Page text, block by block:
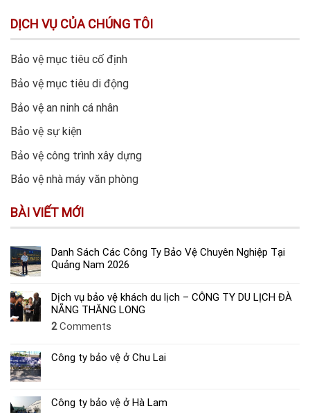
DỊCH VỤ CỦA CHÚNG TÔI
Bảo vệ mục tiêu cố định
Bảo vệ mục tiêu di động
Bảo vệ an ninh cá nhân
Bảo vệ sự kiện
Bảo vệ công trình xây dựng
Bảo vệ nhà máy văn phòng
BÀI VIẾT MỚI
Danh Sách Các Công Ty Bảo Vệ Chuyên Nghiệp Tại
Quảng Nam 2026
Dịch vụ bảo vệ khách du lịch – CÔNG TY DU LỊCH ĐÀ
NẴNG THĂNG LONG
2Comments
Công ty bảo vệ ở Chu Lai
Công ty bảo vệ ở Hà Lam